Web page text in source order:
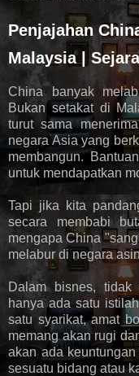
Penjajahan
Malaysia |
China banyak
Bukan setakat di
turut sama
negara Asia yang
membangun.
untuk mendapatkan
Tapi jika kita
secara membabi
mengapa China
melabur di negara
Dalam bisnes,
hanya ada satu
satu syarikat, amat
memang akan rugi
akan ada
sesuatu bidang atau